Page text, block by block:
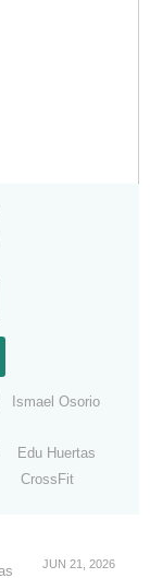
JUN 21, 2026